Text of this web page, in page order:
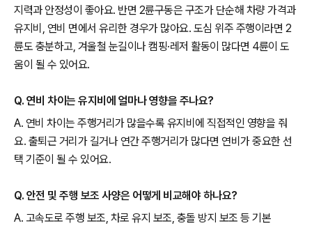
지력과 안정성이 좋아요. 반면 2륜구동은 구조가 단순해 차량 가격과
유지비, 연비 면에서 유리한 경우가 많아요. 도심 위주 주행이라면 2
륜도 충분하고, 겨울철 눈길이나 캠핑·레저 활동이 많다면 4륜이 도
움이 될 수 있어요.
Q. 연비 차이는 유지비에 얼마나 영향을 주나요?
A. 연비 차이는 주행거리가 많을수록 유지비에 직접적인 영향을 줘
요. 출퇴근 거리가 길거나 연간 주행거리가 많다면 연비가 중요한 선
택 기준이 될 수 있어요.
Q. 안전 및 주행 보조 사양은 어떻게 비교해야 하나요?
A. 고속도로 주행 보조, 차로 유지 보조, 충돌 방지 보조 등 기본